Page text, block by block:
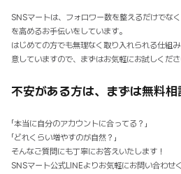
SNSマートは、フォロワー数を整えるだけでな
を高めるお手伝いをしています。
はじめての方でも無理なく取り入れられる仕組
意していますので、まずはお気軽にお試しくださ
不安がある方は、まずは無料相
「本当に自分のアカウントに合ってる？」
「どれくらい増やすのが自然？」
そんなご質問にも丁寧にお答えいたします！
SNSマート公式LINEよりお気軽にお問い合わせ